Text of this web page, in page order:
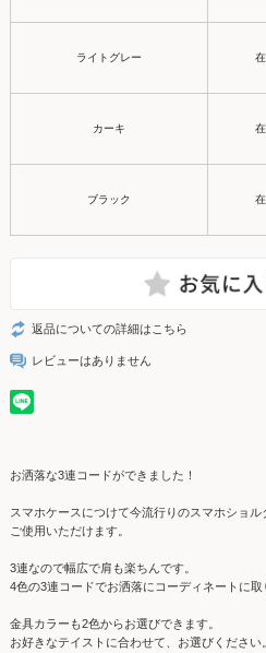
ライトグレー
カーキ
ブラック
返品についての詳細はこちら
レビューはありません
お洒落な3連コードができました！
スマホケースにつけて今流行りのスマホショル
ご使用いただけます。
3連なので幅広で肩も楽ちんです。
4色の3連コードでお洒落にコーディネートに取
金具カラーも2色からお選びできます。
お好きなテイストに合わせて、お選びください。